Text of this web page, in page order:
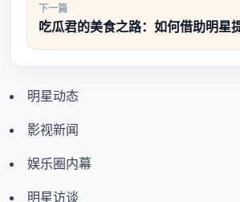
下一篇
吃瓜君的美食之路：如何借助明星
明星动态
影视新闻
娱乐圈内幕
明星访谈